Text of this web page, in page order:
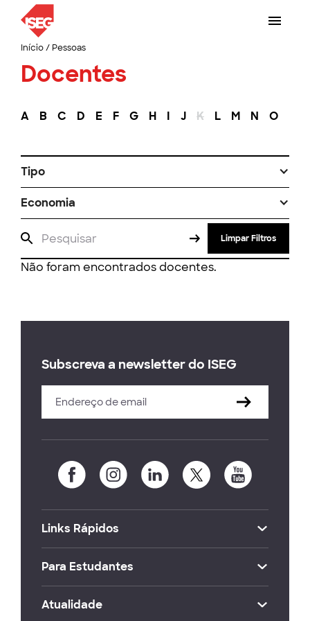
Início/ Pessoas
Docentes
A B C D E F G H I J K L M N O
Tipo
Economia
Limpar Filtros
Não foram encontrados docentes.
Subscreva a newsletter do ISEG
Links Rápidos
Para Estudantes
Atualidade